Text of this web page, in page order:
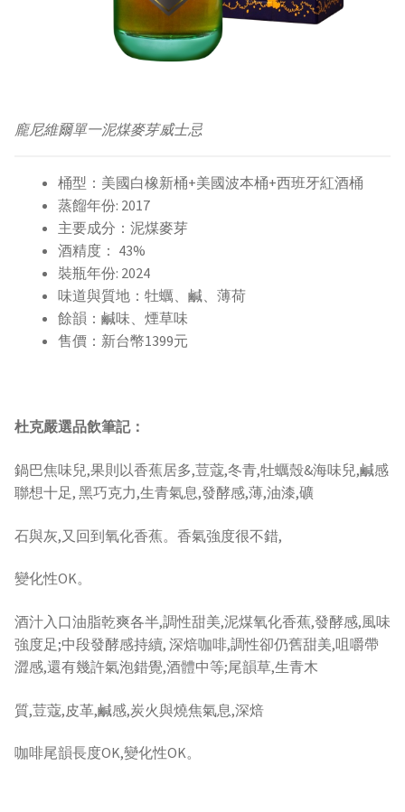
龐尼維爾單一泥煤麥芽威士忌
桶型： 美國白橡新桶+美國波本桶+西班牙紅酒桶
蒸餾年份: 2017
主要成分： 泥煤麥芽
酒精度： 43%
裝瓶年份: 2024
味道與質地： 牡蠣、鹹、薄荷
餘韻： 鹹味、煙草味
售價： 新台幣1399元
​杜克嚴選品飲筆記：
鍋巴焦味兒,果則以香蕉居多,荳蔻,冬青,牡蠣殼&海味兒,鹹感
聯想十足, 黑巧克力,生青氣息,發酵感,薄,油漆,礦
石與灰,又回到氧化香蕉。香氣強度很不錯,
變化性OK。
酒汁入口油脂乾爽各半,調性甜美,泥煤氧化香蕉,發酵感,風味
強度足;中段發酵感持續, 深焙咖啡,調性卻仍舊甜美,咀嚼帶
澀感,還有幾許氣泡錯覺,酒體中等;尾韻草,生青木
質,荳蔻,皮革,鹹感,炭火與燒焦氣息,深焙
咖啡尾韻長度OK,變化性OK。